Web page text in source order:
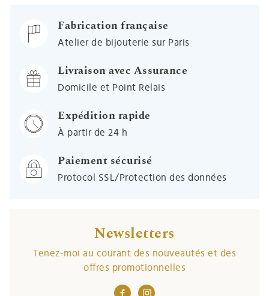
Fabrication française
Atelier de bijouterie sur Paris
Livraison avec Assurance
Domicile et Point Relais
Expédition rapide
À partir de 24 h
Paiement sécurisé
Protocol SSL/Protection des données
Newsletters
Tenez-moi au courant des nouveautés et des
offres promotionnelles